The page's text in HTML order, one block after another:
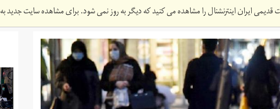
ایران اینترنشنال را مشاهده می کنید که دیگر به روز نمی شود. برای مشاهده سایت جدید به